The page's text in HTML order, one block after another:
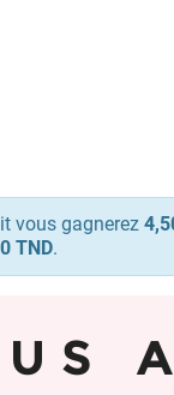
vous gagnerez
TND.